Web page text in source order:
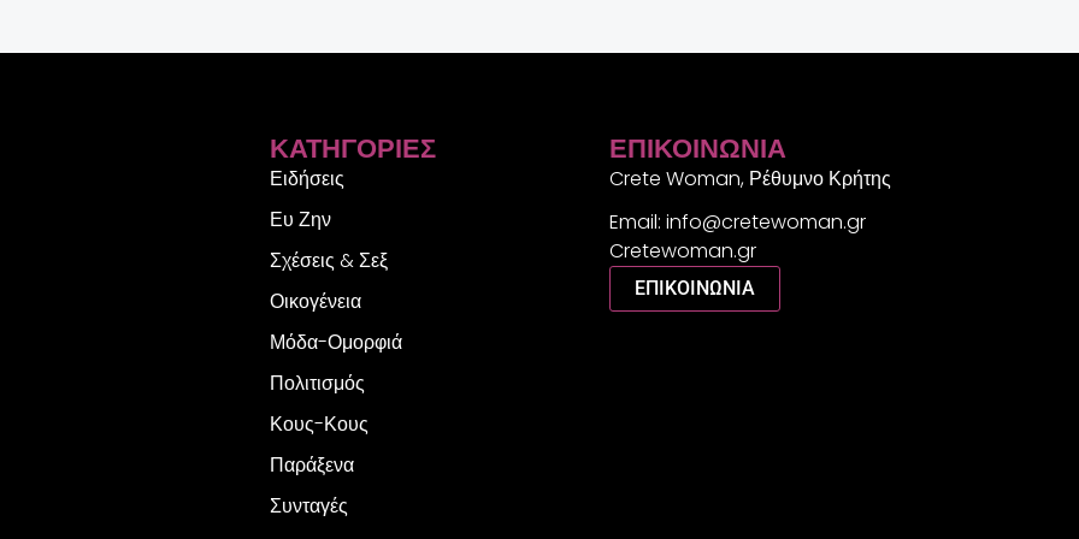
ΚΑΤΗΓΟΡΊΕΣ
Ειδήσεις
Ευ Ζην
Σχέσεις & Σεξ
Οικογένεια
Μόδα-Ομορφιά
Πολιτισμός
Κους-Κους
Παράξενα
Συνταγές
ΕΠΙΚΟΙΝΩΝΊΑ
Crete Woman, Ρέθυμνο Κρήτης
Email: info@cretewoman.gr
Cretewoman.gr
ΕΠΙΚΟΙΝΩΝΙΑ